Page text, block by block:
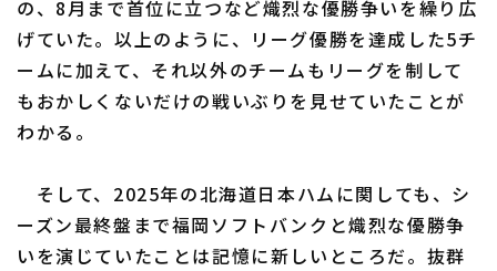
の、8月まで首位に立つなど熾烈な優勝争いを繰り広
げていた。以上のように、リーグ優勝を達成した5チ
ームに加えて、それ以外のチームもリーグを制して
もおかしくないだけの戦いぶりを見せていたことが
わかる。
そして、2025年の北海道日本ハムに関しても、シ
ーズン最終盤まで福岡ソフトバンクと熾烈な優勝争
いを演じていたことは記憶に新しいところだ。抜群